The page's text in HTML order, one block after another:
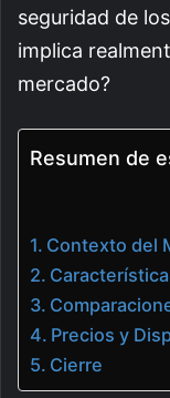
seguridad de
implica
mercado?
Resumen de
Contexto del
Precios y
Cierre